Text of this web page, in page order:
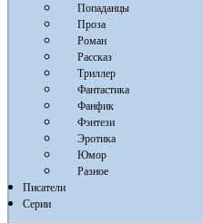
Попаданцы
Проза
Роман
Рассказ
Триллер
Фантастика
Фанфик
Фэнтези
Эротика
Юмор
Разное
Писатели
Серии